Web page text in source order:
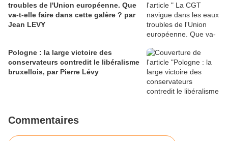
troubles de l'Union européenne. Que
va-t-elle faire dans cette galère ? par
Jean LEVY
Pologne : la large victoire des
conservateurs contredit le libéralisme
bruxellois, par Pierre Lévy
Commentaires